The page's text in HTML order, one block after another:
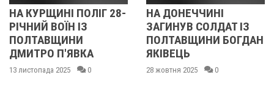
ПОЛІГ 28-
ІЗ
0
НА ДОНЕЧЧИНІ
ЗАГИНУВ СОЛДАТ ІЗ
ПОЛТАВЩИНИ БОГДАН
ЯКІВЕЦЬ
28 жовтня 2025 0